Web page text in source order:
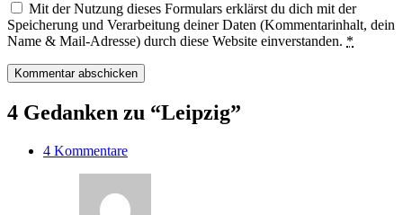
Mit der Nutzung dieses Formulars erklärst du dich mit der
Speicherung und Verarbeitung deiner Daten (Kommentarinhalt, dein
Name & Mail-Adresse) durch diese Website einverstanden. *
4 Gedanken zu “Leipzig”
4 Kommentare